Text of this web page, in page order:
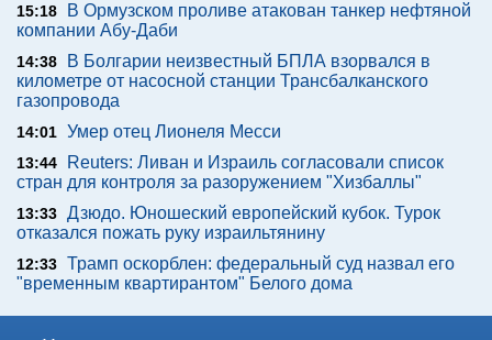
15:18
В Ормузском проливе атакован танкер нефтяной
компании Абу-Даби
14:38
В Болгарии неизвестный БПЛА взорвался в
километре от насосной станции Трансбалканского
газопровода
14:01 Умер отец Лионеля Месси
13:44
Reuters: Ливан и Израиль согласовали список
стран для контроля за разоружением "Хизбаллы"
13:33 Дзюдо. Юношеский европейский кубок. Турок
отказался пожать руку израильтянину
12:33 Трамп оскорблен: федеральный суд назвал его
"временным квартирантом" Белого дома